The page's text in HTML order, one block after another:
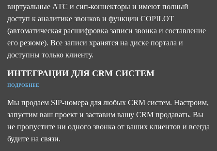
виртуальные АТС и сип-коннекторы и имеют полный
доступ к аналитике звонков и функции COPILOT
(автоматическая расшифровка записи звонка и составление
его резюме). Все записи хранятся на диске портала и
доступны только клиенту.
ИНТЕГРАЦИИ ДЛЯ CRM СИСТЕМ
ПОДРОБНЕЕ
Мы продаем SIP-номера для любых CRM систем. Настроим,
запустим ваш проект и заставим вашу CRM продавать. Вы
не пропустите ни одного звонка от ваших клиентов и всегда
будите на связи.